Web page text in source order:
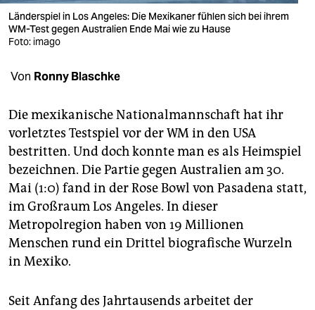
veranstaltungen
shop
abo
genossenschaft
epaper login
Länderspiel in Los Angeles: Die Mexikaner fühlen sich bei ihrem
WM-Test gegen Australien Ende Mai wie zu Hause
Foto: imago
Von Ronny Blaschke
Die mexikanische Nationalmannschaft hat ihr
vorletztes Testspiel vor der WM in den USA
bestritten. Und doch konnte man es als Heimspiel
bezeichnen. Die Partie gegen Australien am 30.
Mai (1:0) fand in der Rose Bowl von Pasadena statt,
im Großraum Los Angeles. In dieser
Metropolregion haben von 19 Millionen
Menschen rund ein Drittel biografische Wurzeln
in Mexiko.
Seit Anfang des Jahrtausends arbeitet der